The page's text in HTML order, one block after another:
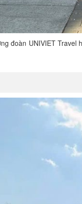
đoàn UNIVIET